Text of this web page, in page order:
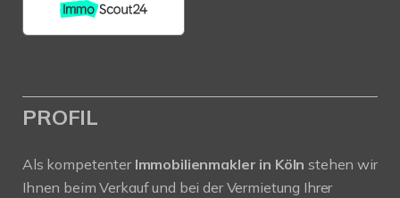
PROFIL
Als kompetenter Immobilienmakler in Köln stehen wir
Ihnen beim Verkauf und bei der Vermietung Ihrer